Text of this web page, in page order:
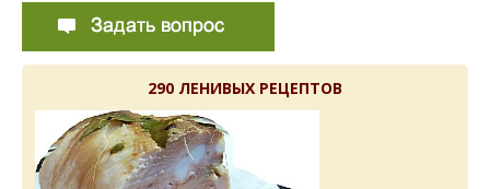
290 ЛЕНИВЫХ РЕЦЕПТОВ